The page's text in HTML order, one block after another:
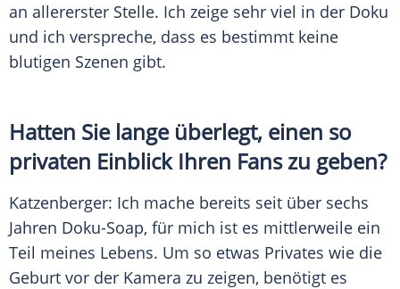
an allererster Stelle. Ich zeige sehr viel in der Doku
und ich verspreche, dass es bestimmt keine
blutigen Szenen gibt.
Hatten Sie lange überlegt, einen so
privaten EinblickIhren Fans zu geben?
Katzenberger: Ich mache bereits seit über sechs
Jahren Doku-Soap, für mich ist es mittlerweile ein
Teil meines Lebens. Um so etwas Privates wie die
Geburt vor der Kamera zu zeigen, benötigt es